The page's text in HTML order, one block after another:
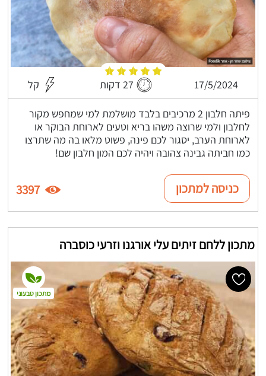
17/5/2024 27 דקות קל
פיתה חלבון 2 מרכיבים בלבד מושלמת למי שמחפש מקור
לחלבון ולמי שרוצה משהו בריא וטעים לארוחת הבוקר או
לארוחת הערב, יסגור לכם פינה, פשוט מלאו בה מה שתרצו
כמו חביתה גבינה צהובה ויהיה לכם המון חלבון שם!
כניסה למתכון 3397
מתכון ללחם זיתים עלי אורגנו וזרעי כוסברה
מתכון טבעוני